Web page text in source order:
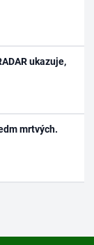
ukazuje,
mrtvých.